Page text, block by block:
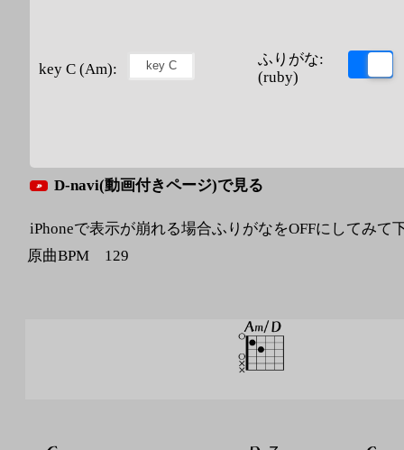
key C (Am):
ふりがな:
(ruby)
D-navi(動画付きページ)で見る
iPhoneで表示が崩れる場合ふりがなをOFFにしてみて
原曲BPM 129